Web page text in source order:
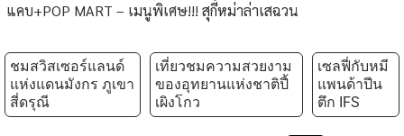
แคบ+POP MART – เมนูพิเศษ!!! สุกี้หม่าล่าเสฉวน
ชมสวิสเซอร์แลนด์
แห่งแดนมังกร ภูเขา
สี่ดรุณี
เที่ยวชมความสวยงาม
ของอุทยานแห่งชาติปี้
เผิงโกว
เซลฟี่กับหมี
แพนด้าปีน
ตึก IFS